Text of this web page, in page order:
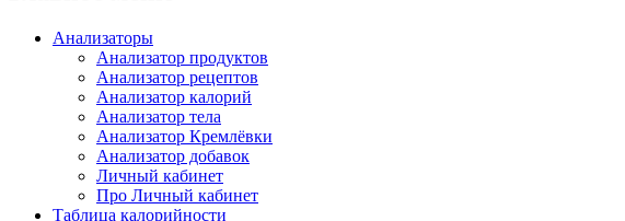
Анализаторы
Анализатор продуктов
Анализатор рецептов
Анализатор калорий
Анализатор тела
Анализатор Кремлёвки
Анализатор добавок
Личный кабинет
Про Личный кабинет
Таблица калорийности